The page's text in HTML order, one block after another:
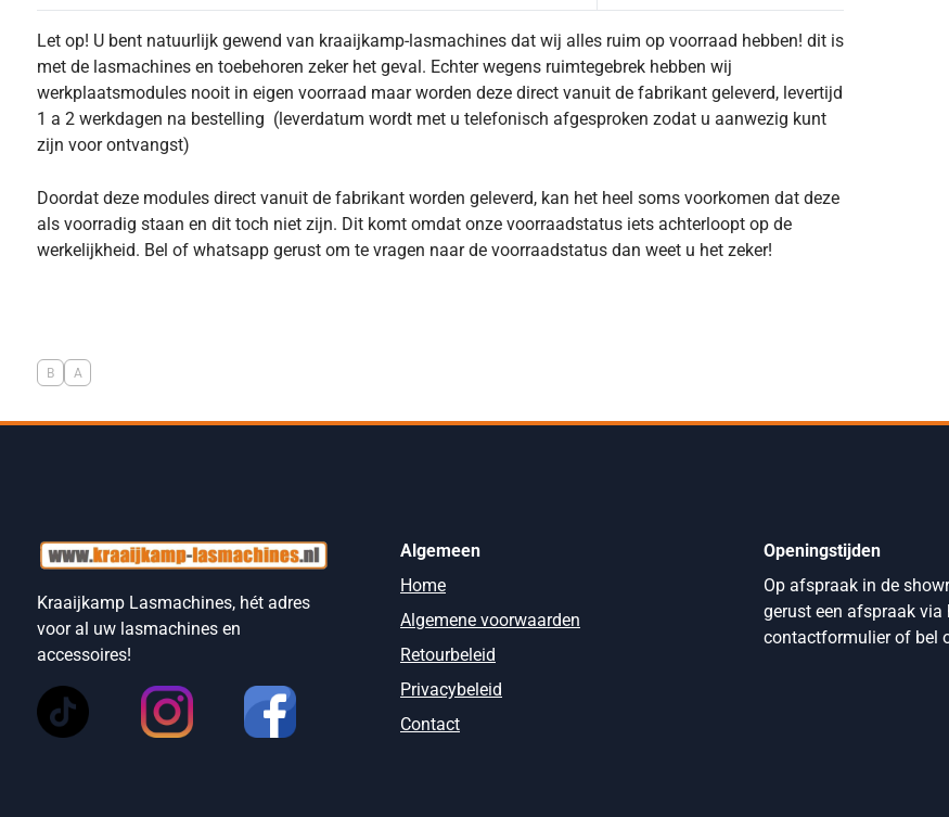
Let op! U bent natuurlijk gewend van kraaijkamp-lasmachines dat wij alles ruim op voorraad hebben! dit is
met de lasmachines en toebehoren zeker het geval. Echter wegens ruimtegebrek hebben wij
werkplaatsmodules nooit in eigen voorraad maar worden deze direct vanuit de fabrikant geleverd, levertijd
1 a 2 werkdagen na bestelling (leverdatum wordt met u telefonisch afgesproken zodat u aanwezig kunt
zijn voor ontvangst)
Doordat deze modules direct vanuit de fabrikant worden geleverd, kan het heel soms voorkomen dat deze
als voorradig staan en dit toch niet zijn. Dit komt omdat onze voorraadstatus iets achterloopt op de
werkelijkheid. Bel of whatsapp gerust om te vragen naar de voorraadstatus dan weet u het zeker!
B A
Kraaijkamp Lasmachines, hét adres
voor al uw lasmachines en
accessoires!
Algemeen
Home
Algemene voorwaarden
Retourbeleid
Privacybeleid
Contact
Openingstijden
Op afspraak in de
gerust een afspraak via
contactformulier of bel